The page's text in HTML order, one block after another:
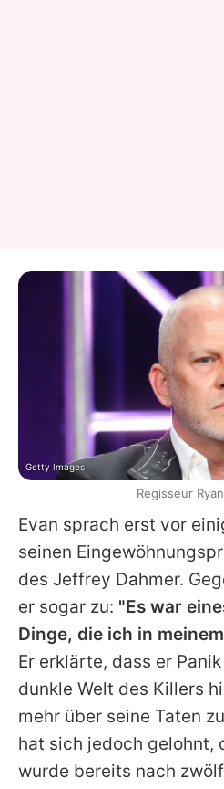
Evan sprach erst vor
seinen
des Jeffrey Dahmer.
er sogar zu: "Es war
Dinge, die ich in
Er erklärte, dass er
dunkle Welt des Killers
mehr über seine Taten
hat sich jedoch gelohnt,
wurde bereits nach
Getty Images
Regisseur